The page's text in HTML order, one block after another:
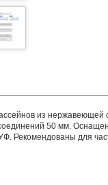
из
50 мм.
Рекомендованы для